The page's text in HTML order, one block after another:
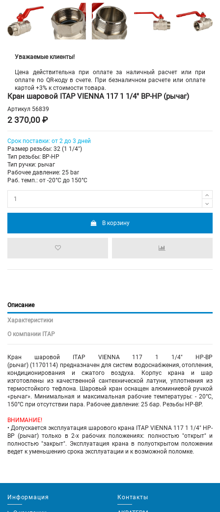
Уважаемые клиенты!
Цена действительна при оплате за наличный расчет или при
оплате по QR-коду в счете. При безналичном расчете или оплате
картой +3% к стоимости товара.
Кран шаровой ITAP VIENNA 117 1 1/4" ВР-НР (рычаг)
Артикул 56839
2 370,00 ₽
Срок поставки: от 2 до 3 дней
Размер резьбы: 32 (1 1/4")
Тип резьбы: ВР-НР
Тип ручки: рычаг
Рабочее давление: 25 bar
Раб. темп.: от -20°C до 150°C
В корзину
Описание
Характеристики
О компании ITAP
Кран шаровой ITAP VIENNA 117 1 1/4" НР-ВР
(рычаг) (1170114) предназначен для систем водоснабжения, отопления,
кондиционирования и сжатого воздуха. Корпус крана и шар
изготовлены из качественной сантехнической латуни, уплотнения из
термостойкого тефлона. Шаровый кран оснащен алюминиевой ручкой
«рычаг». Минимальная и максимальная рабочие температуры: - 20°C,
150°C при отсутствии пара. Рабочее давление: 25 бар. Резьбы НР-ВР.
ВНИМАНИЕ!
• Допускается эксплуатация шарового крана ITAP VIENNA 117 1 1/4" НР-
ВР (рычаг) только в 2-х рабочих положениях: полностью "открыт" и
полностью "закрыт". Эксплуатация крана в полуоткрытом положении
ведет к уменьшению срока эксплуатации и к возможной поломке.
Информация Контакты